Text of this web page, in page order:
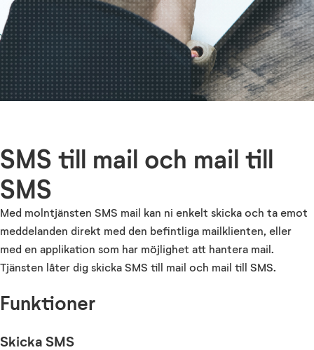
SMS till mail och mail till
SMS
Med molntjänsten SMS mail kan ni enkelt skicka och ta emot
meddelanden direkt med den befintliga mailklienten, eller
med en applikation som har möjlighet att hantera mail.
Tjänsten låter dig skicka SMS till mail och mail till SMS.
Funktioner
Skicka SMS